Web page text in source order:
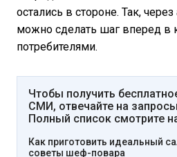
остались в стороне. Так,
можно сделать шаг вперед в
потребителями.
Чтобы получить
СМИ, отвечайте на
Полный список смотрите
Как приготовить идеальный
советы шеф-повара